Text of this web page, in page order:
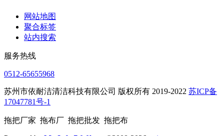
网站地图
聚合标签
站内搜索
服务热线
0512-65655968
苏州市依耐洁清洁科技有限公司 版权所有 2019-2022 苏ICP备
17047781号-1
拖把厂家 拖布厂 拖把批发 拖把布